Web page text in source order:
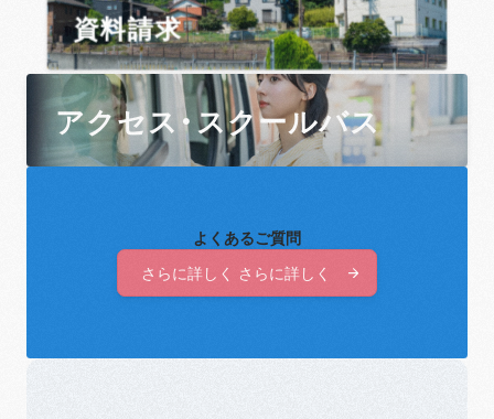
資料請求
アクセス・スクールバス
よくあるご質問
さらに詳しく さらに詳しく
さらに詳しく さらに詳しく